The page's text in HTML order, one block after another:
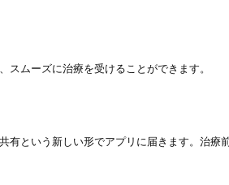
スムーズに治療を受けることができます。
有という新しい形でアプリに届きます。治療